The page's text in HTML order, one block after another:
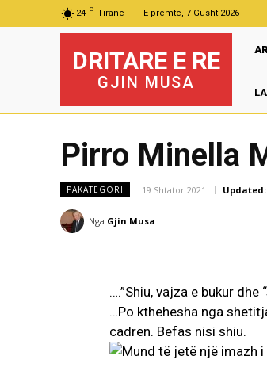
24 C Tiranë E premte, 7 Gusht 2026
DRITARE E RE
GJIN MUSA
Pirro Minella
PAKATEGORI 19 Shtator 2021 Updated:
Nga Gjin Musa
….”Shiu, vajza e bukur dhe
…Po kthehesha nga
cadren. Befas nisi shiu.